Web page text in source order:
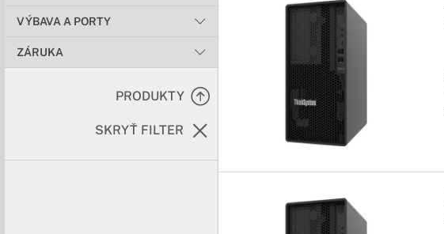
VÝBAVA A PORTY
ZÁRUKA
PRODUKTY
SKRYŤ FILTER